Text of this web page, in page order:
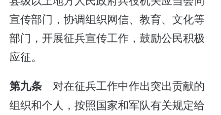
宣传部门，协调组织网信、教育、文化等
部门，开展征兵宣传工作，鼓励公民积极
应征。
第九条 对在征兵工作中作出突出贡献的
组织和个人，按照国家和军队有关规定给